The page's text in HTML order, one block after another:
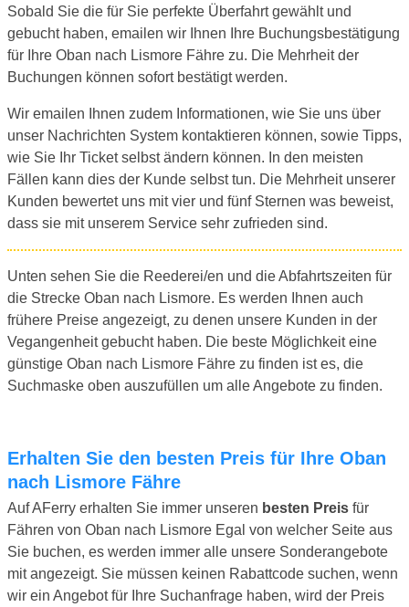
Sobald Sie die für Sie perfekte Überfahrt gewählt und
gebucht haben, emailen wir Ihnen Ihre Buchungsbestätigung
für Ihre Oban nach Lismore Fähre zu. Die Mehrheit der
Buchungen können sofort bestätigt werden.
Wir emailen Ihnen zudem Informationen, wie Sie uns über
unser Nachrichten System kontaktieren können, sowie Tipps,
wie Sie Ihr Ticket selbst ändern können. In den meisten
Fällen kann dies der Kunde selbst tun. Die Mehrheit unserer
Kunden bewertet uns mit vier und fünf Sternen was beweist,
dass sie mit unserem Service sehr zufrieden sind.
Unten sehen Sie die Reederei/en und die Abfahrtszeiten für
die Strecke Oban nach Lismore. Es werden Ihnen auch
frühere Preise angezeigt, zu denen unsere Kunden in der
Vegangenheit gebucht haben. Die beste Möglichkeit eine
günstige Oban nach Lismore Fähre zu finden ist es, die
Suchmaske oben auszufüllen um alle Angebote zu finden.
Erhalten Sie den besten Preis für Ihre Oban
nach Lismore Fähre
Auf AFerry erhalten Sie immer unseren besten Preis für
Fähren von Oban nach Lismore Egal von welcher Seite aus
Sie buchen, es werden immer alle unsere Sonderangebote
mit angezeigt. Sie müssen keinen Rabattcode suchen, wenn
wir ein Angebot für Ihre Suchanfrage haben, wird der Preis